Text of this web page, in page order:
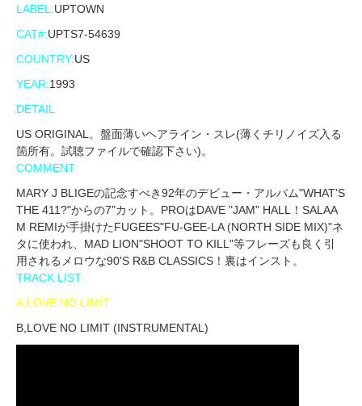
LABEL:UPTOWN
CAT#:UPTS7-54639
COUNTRY:US
YEAR:1993
DETAIL
US ORIGINAL。盤面薄いヘアライン・スレ(薄くチリノイズ入る
箇所有。試聴ファイルで確認下さい)。
COMMENT
MARY J BLIGEの記念すべき92年のデビュー・アルバム"WHAT'S
THE 411?"からの7"カット。PROはDAVE "JAM" HALL！SALAA
M REMIが手掛けたFUGEES"FU-GEE-LA (NORTH SIDE MIX)"ネ
タに使われ、MAD LION"SHOOT TO KILL"等フレーズも良く引
用されるメロウな90'S R&B CLASSICS！裏はインスト。
TRACK LIST
A,LOVE NO LIMIT
B,LOVE NO LIMIT (INSTRUMENTAL)